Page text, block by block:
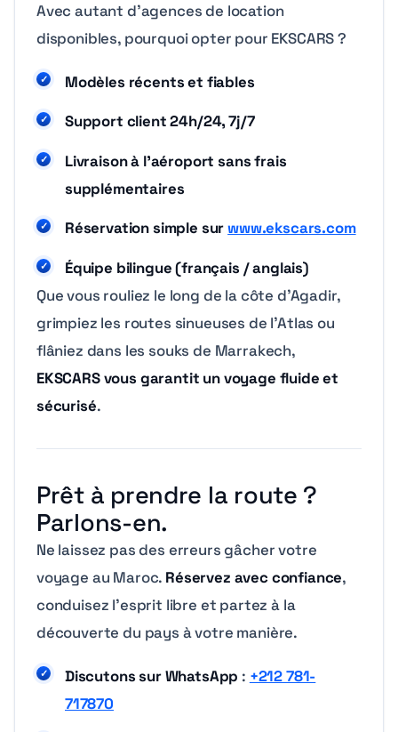
Avec autant d’agences de location
disponibles, pourquoi opter pour EKSCARS ?
Modèles récents et fiables
Support client 24h/24, 7j/7
Livraison à l’aéroport sans frais
supplémentaires
Réservation simple surwww.ekscars.com
Équipe bilingue (français / anglais)
Que vous rouliez le long de la côte d’Agadir,
grimpiez les routes sinueuses de l’Atlas ou
flâniez dans les souks de Marrakech,
EKSCARS vous garantit un voyage fluide et
sécurisé.
Prêt à prendre la route ?
Parlons-en.
Ne laissez pas des erreurs gâcher votre
voyage au Maroc. Réservez avec confiance,
conduisez l’esprit libre et partez à la
découverte du pays à votre manière.
Discutons sur WhatsApp : +212 781-
717870